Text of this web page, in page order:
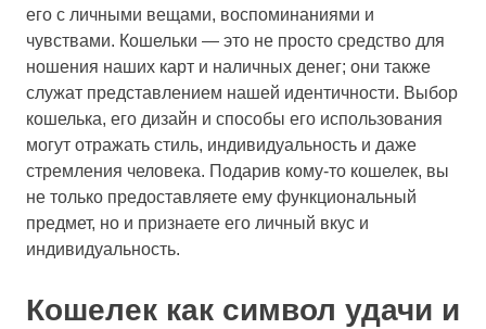
его с личными вещами, воспоминаниями и
чувствами. Кошельки — это не просто средство для
ношения наших карт и наличных денег; они также
служат представлением нашей идентичности. Выбор
кошелька, его дизайн и способы его использования
могут отражать стиль, индивидуальность и даже
стремления человека. Подарив кому-то кошелек, вы
не только предоставляете ему функциональный
предмет, но и признаете его личный вкус и
индивидуальность.
Кошелек как символ удачи и